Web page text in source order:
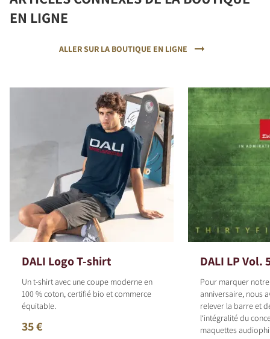
EN LIGNE
ALLER SUR LA BOUTIQUE EN LIGNE
DALI Logo T-shirt
Un t-shirt avec une coupe moderne en
100 % coton, certifié bio et commerce
équitable.
35 €
DALI LP Vol.
Pour marquer
anniversaire, nous
relever la barre et
l‘intégralité du
maquettes